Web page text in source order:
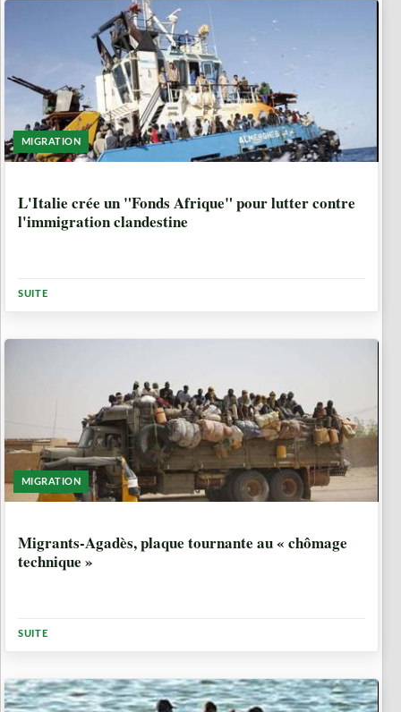
MIGRATION
L'Italie crée un "Fonds Afrique" pour lutter contre
l'immigration clandestine
SUITE
MIGRATION
Migrants-Agadès, plaque tournante au « chômage
technique »
SUITE